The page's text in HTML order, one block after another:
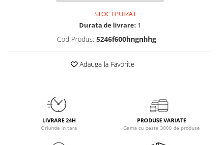
Raw Nutrition
STOC EPUIZAT
Durata de livrare: 1
Cod Produs: 5246f600hngnhhg
Adauga la Favorite
LIVRARE 24H
Oriunde in tara
PRODUSE VARIATE
Gama cu peste 3000 de produse